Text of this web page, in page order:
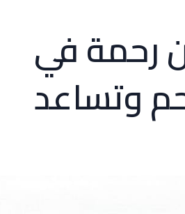
رحمة في
وتساعد